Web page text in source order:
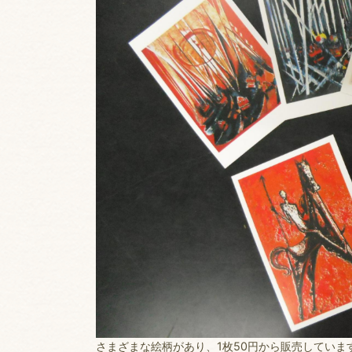
さまざまな絵柄があり、1枚50円から販売していま